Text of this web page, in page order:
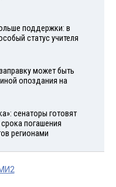
поддержки: в
статус учителя
может быть
опоздания на
сенаторы готовят
погашения
регионами